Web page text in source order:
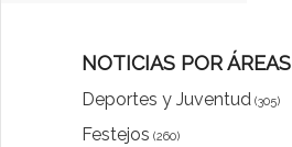
NOTICIAS POR ÁREAS
Deportes y Juventud (305)
Festejos (260)